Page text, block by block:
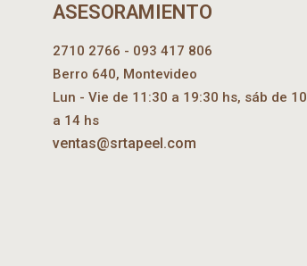
ASESORAMIENTO
2710 2766 - 093 417 806
Berro 640, Montevideo
Lun - Vie de 11:30 a 19:30 hs, sáb de 10
a 14 hs
ventas@srtapeel.com